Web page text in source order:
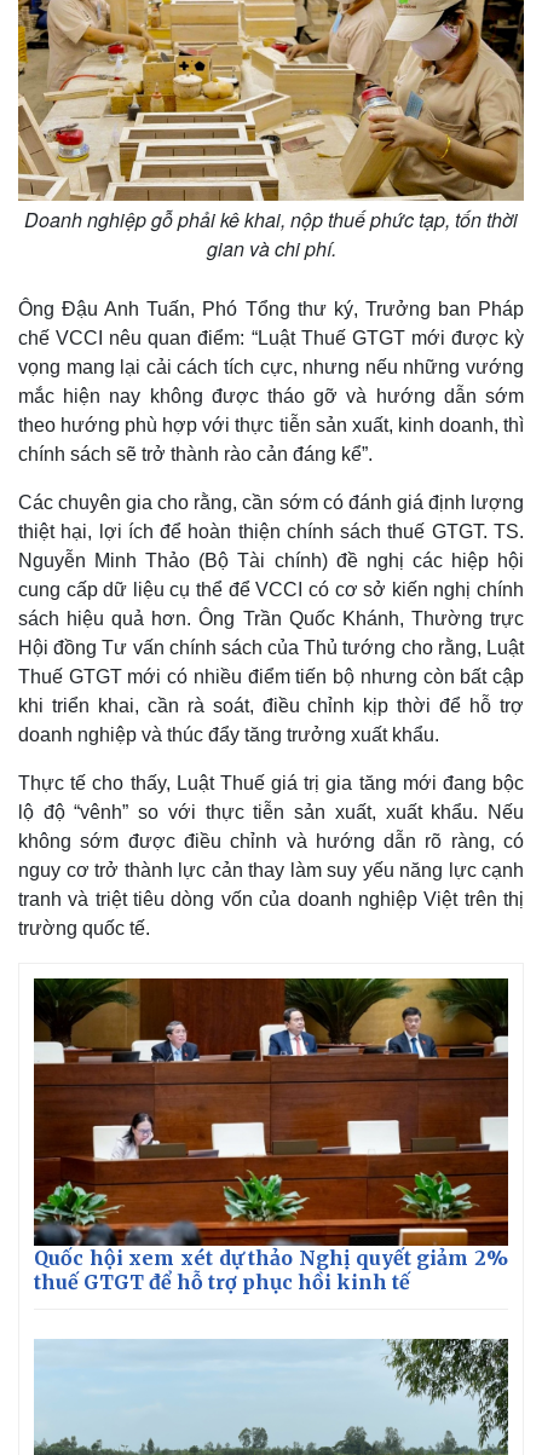
Kinh tế
Bất động sản
Khởi nghiệp
Thị trường
Giá vàng
Tiêu dùng
Tỷ giá
Chứng khoán
Doanh nghiệp gỗ phải kê khai, nộp thuế phức tạp, tốn thời
gian và chi phí.
Ông Đậu Anh Tuấn, Phó Tổng thư ký, Trưởng ban Pháp
chế VCCI nêu quan điểm: “Luật Thuế GTGT mới được kỳ
vọng mang lại cải cách tích cực, nhưng nếu những vướng
mắc hiện nay không được tháo gỡ và hướng dẫn sớm
theo hướng phù hợp với thực tiễn sản xuất, kinh doanh, thì
chính sách sẽ trở thành rào cản đáng kể”.
Các chuyên gia cho rằng, cần sớm có đánh giá định lượng
thiệt hại, lợi ích để hoàn thiện chính sách thuế GTGT. TS.
Nguyễn Minh Thảo (Bộ Tài chính) đề nghị các hiệp hội
cung cấp dữ liệu cụ thể để VCCI có cơ sở kiến nghị chính
sách hiệu quả hơn. Ông Trần Quốc Khánh, Thường trực
Hội đồng Tư vấn chính sách của Thủ tướng cho rằng, Luật
Thuế GTGT mới có nhiều điểm tiến bộ nhưng còn bất cập
khi triển khai, cần rà soát, điều chỉnh kịp thời để hỗ trợ
doanh nghiệp và thúc đẩy tăng trưởng xuất khẩu.
Thực tế cho thấy, Luật Thuế giá trị gia tăng mới đang bộc
lộ độ “vênh” so với thực tiễn sản xuất, xuất khẩu. Nếu
không sớm được điều chỉnh và hướng dẫn rõ ràng, có
nguy cơ trở thành lực cản thay làm suy yếu năng lực cạnh
tranh và triệt tiêu dòng vốn của doanh nghiệp Việt trên thị
trường quốc tế.
Quốc hội xem xét dự thảo Nghị quyết giảm 2%
thuế GTGT để hỗ trợ phục hồi kinh tế